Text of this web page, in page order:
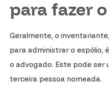
para fazer
Geralmente, o
para administrar o espólio,
o advogado. Este pode ser
terceira pessoa nomeada.